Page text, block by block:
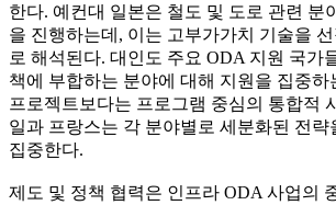
한다. 예컨대 일본은 철도 및 도로 관련 분
을 진행하는데, 이는 고부가가치 기술을
로 해석된다. 대인도 주요 ODA 지원 국가
책에 부합하는 분야에 대해 지원을 집중하
프로젝트보다는 프로그램 중심의 통합적
일과 프랑스는 각 분야별로 세분화된 전략
집중한다.
제도 및 정책 협력은 인프라 ODA 사업의